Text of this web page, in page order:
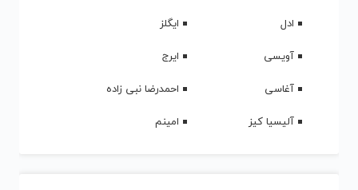
ادل
ایگلز
آویسی
ایرج
آغاسی
احمدرضا نبی زاده
آلیسیا کیز
امینم